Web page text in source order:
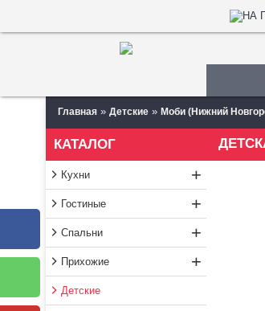
Главная » Детские » Моби (Нижний
КАТАЛОГ
Кухни +
Гостиные +
Спальни +
Прихожие +
Детские